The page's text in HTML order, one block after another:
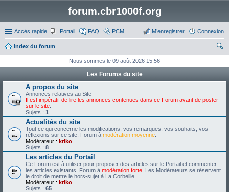
forum.cbr1000f.org
Accès rapide Portail FAQ PCM Connexion
M’enregistrer
Index du forum
ch
Nous sommes le 09 août 2026 15:56
Les Forums du site
A propos du site
Annonces relatives au Site
Il est impératif de lire les annonces contenues dans ce Forum avant de poster
sur le site
Sujets : 1
Actualités du site
Tout ce qui concerne les modifications, vos remarques, vos souhaits, vos
réflexions sur ce site. Forum à modération moyenne
Modérateur : kriko
Sujets : 8
Les articles du Portail
Ce Forum est à utiliser pour proposer des articles sur le Portail et commenter
les articles existants. Forum à modération forte . Les Modérateurs se réservent
le droit de mettre le hors-sujet à La Corbeille.
Modérateur : kriko
Sujets : 65